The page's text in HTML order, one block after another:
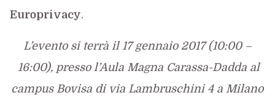
Europrivacy.
L’evento si terrà il 17 gennaio 2017 (10:00 –
16:00), presso l’Aula Magna Carassa-Dadda al
campus Bovisa di via Lambruschini 4 a Milano